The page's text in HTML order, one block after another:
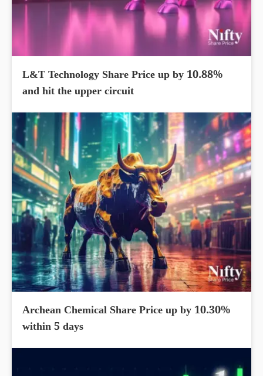
L&T Technology Share Price up by 10.88%
and hit the upper circuit
Archean Chemical Share Price up by 10.30%
within 5 days